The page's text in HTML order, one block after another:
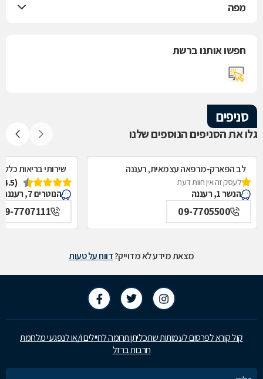
מפה
חפשו אותנו ברשת
סניפים
גלו את הסניפים הנוספים שלנו
לב הפארק-מרפאה עצמאית, רעננה
לעסק זה אין חוות דעת
הנשר 1, רעננה
09-7705500
שירותי בריאות
(4.5)
הנוטרים 7, רעננה
7707111
מצאת מידע לא מדוייק?דווח על טעות
קול קורא לפרסום לעמותות שתכליתן תרומה לחיילים ו/או לנפגעי מלחמת
חרבות ברזל